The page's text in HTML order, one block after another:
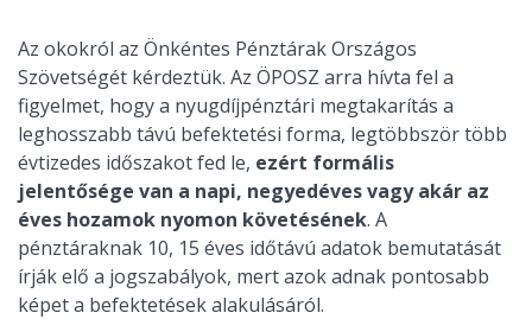
Az okokról az Önkéntes Pénztárak Országos
Szövetségét kérdeztük. Az ÖPOSZ arra hívta fel a
figyelmet, hogy a nyugdíjpénztári megtakarítás a
leghosszabb távú befektetési forma, legtöbbször több
évtizedes időszakot fed le, ezért formális
jelentősége van a napi, negyedéves vagy akár az
éves hozamok nyomon követésének. A
pénztáraknak 10, 15 éves időtávú adatok bemutatását
írják elő a jogszabályok, mert azok adnak pontosabb
képet a befektetések alakulásáról.